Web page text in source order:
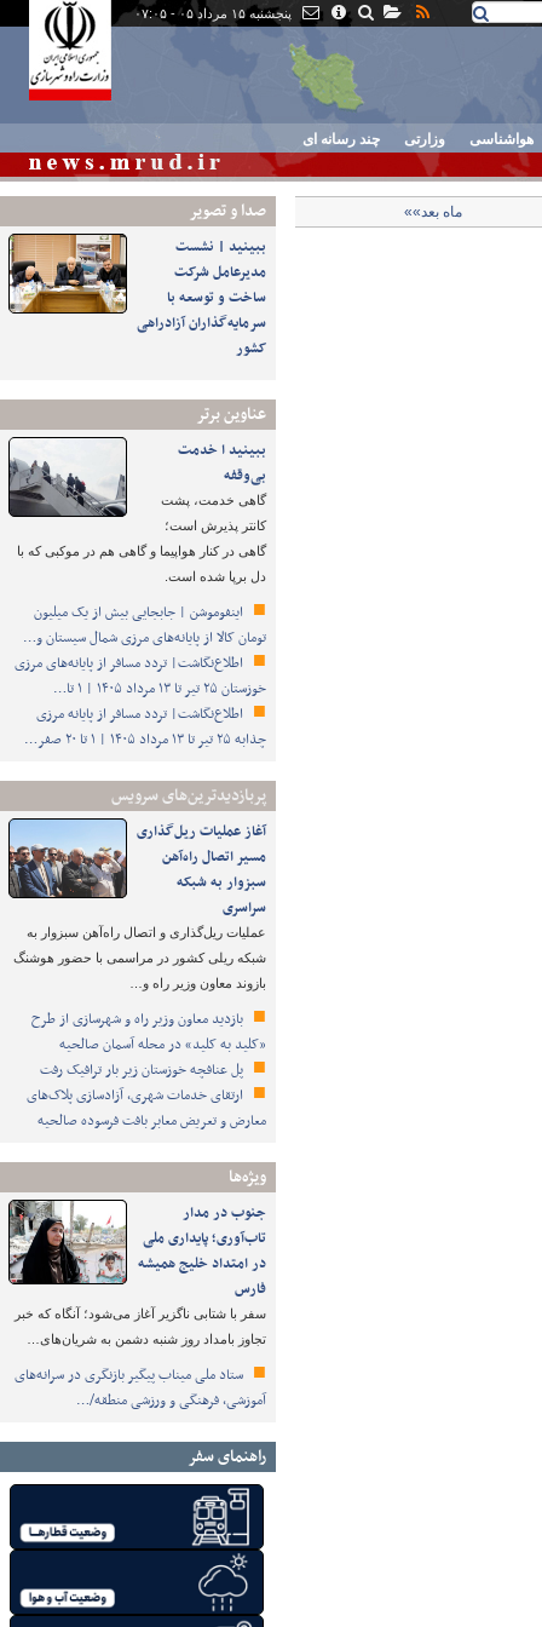
پنجشنبه ۱۵ مرداد ۰۵ - ۰۷:۰۵
هواشناسی وزارتی چند رسانه ای
صدا و تصوير
ببینید | نشست
مدیرعامل شرکت
ساخت و توسعه با
سرمایه‌گذاران آزادراهی
کشور
عناوین برتر
ببینید ا خدمت
بی‌وقفه
گاهی خدمت، پشت
کانتر پذیرش است؛
گاهی در کنار هواپیما و گاهی هم در موکبی که با
دل برپا شده است.
اینفوموشن | جابجایی بیش از یک میلیون
تومان کالا از پایانه‌های مرزی شمال سیستان و…
اطلاع‌نگاشت| تردد مسافر از پایانه‌های مرزی
خوزستان ۲۵ تیر تا ۱۳ مرداد ۱۴۰۵ | ۱ تا…
اطلاع‌نگاشت| تردد مسافر از پایانه‌ مرزی
چذابه ۲۵ تیر تا ۱۳ مرداد ۱۴۰۵ | ۱ تا ۲۰ صفر…
پربازدیدترین‌های سرویس
آغاز عملیات ریل‌گذاری
مسیر اتصال راه‌آهن
سبزوار به شبکه
سراسری
عملیات ریل‌گذاری و اتصال راه‌آهن سبزوار به
شبکه ریلی کشور در مراسمی با حضور هوشنگ
بازوند معاون وزیر راه و…
بازدید معاون وزیر راه و شهرسازی از طرح
«کلید به کلید» در محله آسمان صالحیه
پل عنافچه خوزستان زیر بار ترافیک رفت
ارتقای خدمات شهری، آزادسازی پلاک‌های
معارض و تعریض معابر بافت فرسوده صالحیه
ویژه‌ها
جنوب در مدار
تاب‌آوری؛ پایداری ملی
در امتداد خلیج همیشه
فارس
سفر با شتابی ناگزیر آغاز می‌شود؛ آنگاه که خبر
تجاوز بامداد روز شنبه دشمن به شریان‌های…
ستاد ملی میناب پیگیر بازنگری در سرانه‌های
آموزشی، فرهنگی و ورزشی منطقه/…
راهنمای سفر
ماه بعد»»